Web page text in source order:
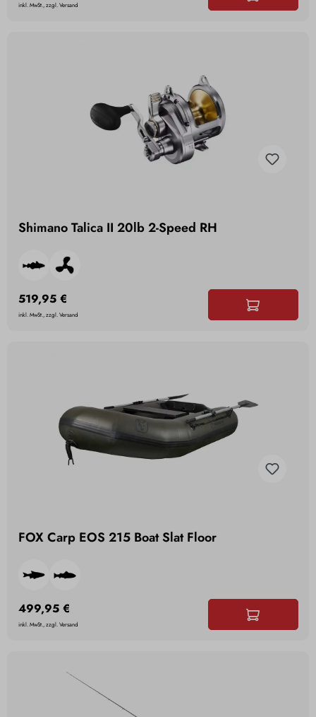
inkl. MwSt., zzgl. Versand
Shimano Talica II 20lb 2-Speed RH
519,95 €
inkl. MwSt., zzgl. Versand
FOX Carp EOS 215 Boat Slat Floor
499,95 €
inkl. MwSt., zzgl. Versand